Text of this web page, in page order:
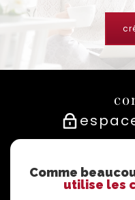
Comme
utilise les